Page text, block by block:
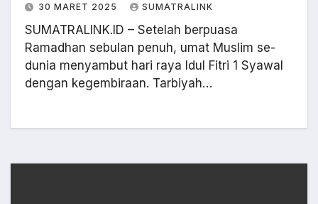
30 MARET 2025 SUMATRALINK
SUMATRALINK.ID – Setelah berpuasa
Ramadhan sebulan penuh, umat Muslim se-
dunia menyambut hari raya Idul Fitri 1 Syawal
dengan kegembiraan. Tarbiyah…